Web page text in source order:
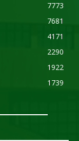
7773
7681
4171
2290
1922
1739